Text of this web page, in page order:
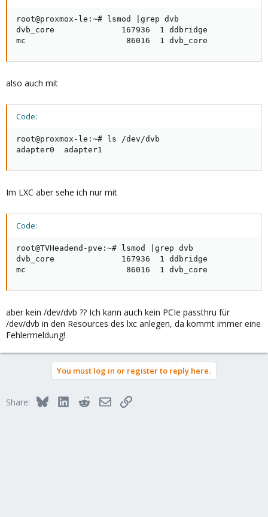
root@proxmox-le:~# lsmod |grep dvb
dvb_core              167936  1 ddbridge
mc                     86016  1 dvb_core
also auch mit
Code:
root@proxmox-le:~# ls /dev/dvb
adapter0  adapter1
Im LXC aber sehe ich nur mit
Code:
root@TVHeadend-pve:~# lsmod |grep dvb
dvb_core              167936  1 ddbridge
mc                     86016  1 dvb_core
aber kein /dev/dvb ?? Ich kann auch kein PCIe passthru für
/dev/dvb in den Resources des lxc anlegen, da kommt immer eine
Fehlermeldung!
You must log in or register to reply here.
Share: BlueskyLinkedInRedditEmailLink